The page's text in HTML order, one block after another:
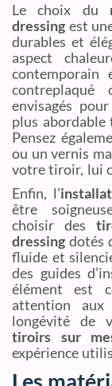
Le choix du
dressing est
durables et
aspect
contemporain
envisagés
plus
Pensez
ou un vernis
votre tiroir, lui
Enfin, l’
être
choisir des
dressing dotés
fluide et
des guides
élément est
attention
longévité de
tiroirs sur
expérience
Les